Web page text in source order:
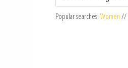
Popular searches: Women //